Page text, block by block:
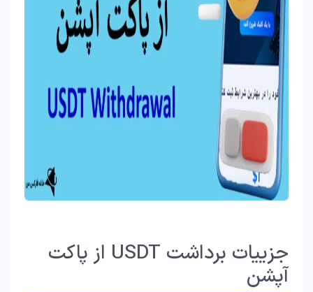
جزییات برداشت USDT از پاکت
آپشن